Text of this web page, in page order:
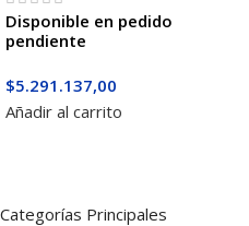
Disponible en pedido
pendiente
$5.291.137,00
Añadir al carrito
Categorías Principales